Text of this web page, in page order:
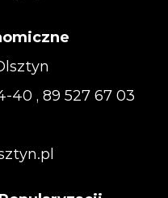
40 , 89 527 67 03